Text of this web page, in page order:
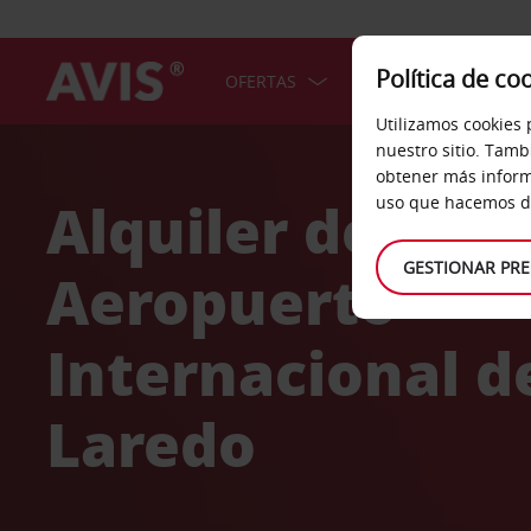
OFERTAS COCHES
Alquiler de
Aeropuerto
Internacional
Laredo
Política de
Utilizamos
nuestro sitio.
obtener más
uso que hacemos
GESTIONAR